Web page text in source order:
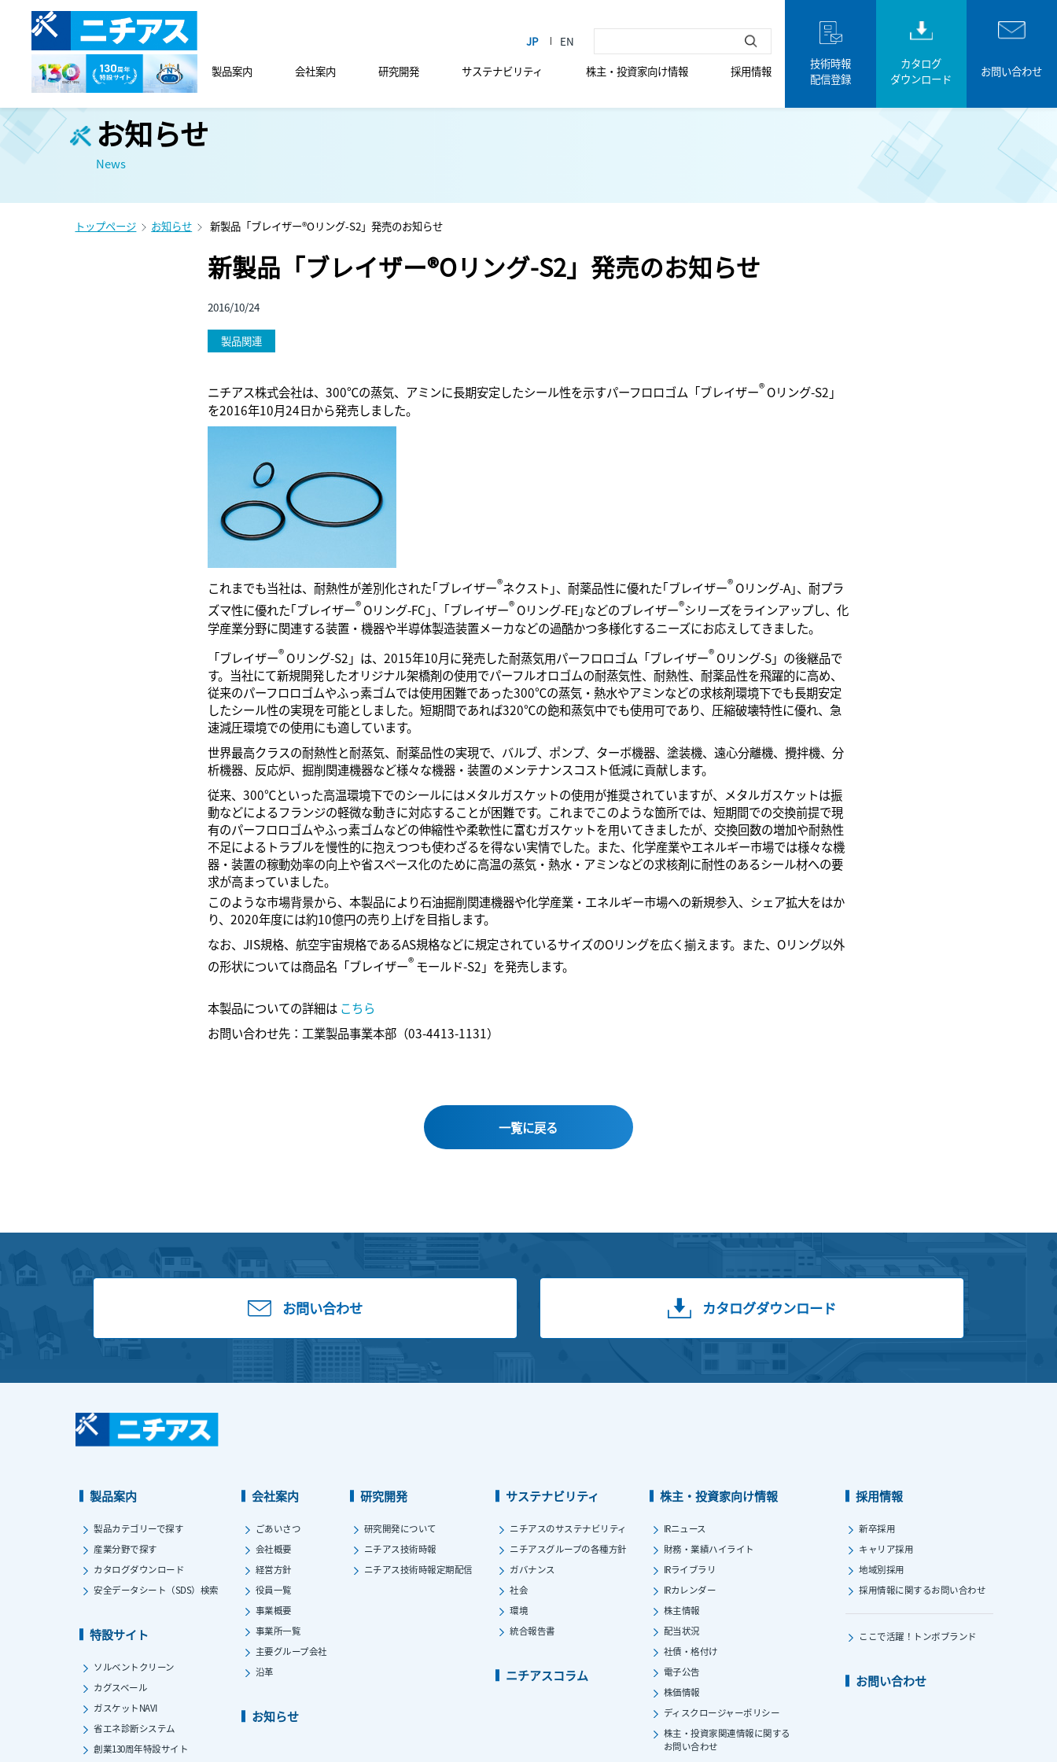
製品案内 会社案内 研究開発 サステナビリティ 株主・投資家向け情報 採用情報
技術時報
配信登録
カタログ
ダウンロード
お問い合わせ
お知らせ
News
トップページ お知らせ 新製品「ブレイザー®Oリング-S2」発売のお知らせ
新製品「ブレイザー®Oリング-S2」発売のお知らせ
2016/10/24
製品関連
ニチアス株式会社は、300℃の蒸気、アミンに長期安定したシール性を示すパーフロロゴム「ブレイザー®Oリング-S2」
を2016年10月24日から発売しました。
これまでも当社は、耐熱性が差別化された｢ブレイザー®ネクスト｣、耐薬品性に優れた｢ブレイザー®Oリング-A｣、耐プラ
ズマ性に優れた｢ブレイザー®Oリング-FC｣、｢ブレイザー®Oリング-FE｣などのブレイザー®シリーズをラインアップし、化
学産業分野に関連する装置・機器や半導体製造装置メーカなどの過酷かつ多様化するニーズにお応えしてきました。
「ブレイザー®Oリング-S2」は、2015年10月に発売した耐蒸気用パーフロロゴム「ブレイザー®Oリング-S」の後継品で
す。当社にて新規開発したオリジナル架橋剤の使用でパーフルオロゴムの耐蒸気性、耐熱性、耐薬品性を飛躍的に高め、
従来のパーフロロゴムやふっ素ゴムでは使用困難であった300℃の蒸気・熱水やアミンなどの求核剤環境下でも長期安定
したシール性の実現を可能としました。短期間であれば320℃の飽和蒸気中でも使用可であり、圧縮破壊特性に優れ、急
速減圧環境での使用にも適しています。
世界最高クラスの耐熱性と耐蒸気、耐薬品性の実現で、バルブ、ポンプ、ターボ機器、塗装機、遠心分離機、攪拌機、分
析機器、反応炉、掘削関連機器など様々な機器・装置のメンテナンスコスト低減に貢献します。
従来、300℃といった高温環境下でのシールにはメタルガスケットの使用が推奨されていますが、メタルガスケットは振
動などによるフランジの軽微な動きに対応することが困難です。これまでこのような箇所では、短期間での交換前提で現
有のパーフロロゴムやふっ素ゴムなどの伸縮性や柔軟性に富むガスケットを用いてきましたが、交換回数の増加や耐熱性
不足によるトラブルを慢性的に抱えつつも使わざるを得ない実情でした。また、化学産業やエネルギー市場では様々な機
器・装置の稼動効率の向上や省スペース化のために高温の蒸気・熱水・アミンなどの求核剤に耐性のあるシール材への要
求が高まっていました。
このような市場背景から、本製品により石油掘削関連機器や化学産業・エネルギー市場への新規参入、シェア拡大をはか
り、2020年度には約10億円の売り上げを目指します。
なお、JIS規格、航空宇宙規格であるAS規格などに規定されているサイズのOリングを広く揃えます。また、Oリング以外
の形状については商品名「ブレイザー®モールド-S2」を発売します。
本製品についての詳細は こちら
お問い合わせ先：工業製品事業本部（03-4413-1131）
一覧に戻る
お問い合わせ カタログダウンロード
製品案内
製品カテゴリーで探す
産業分野で探す
カタログダウンロード
安全データシート（SDS）検索
特設サイト
ソルベントクリーン
カグスベール
ガスケットNAVI
省エネ診断システム
創業130周年特設サイト
会社案内
ごあいさつ
会社概要
経営方針
役員一覧
事業概要
事業所一覧
主要グループ会社
沿革
お知らせ
研究開発
研究開発について
ニチアス技術時報
ニチアス技術時報定期配信
サステナビリティ
ニチアスのサステナビリティ
ニチアスグループの各種方針
ガバナンス
社会
環境
統合報告書
ニチアスコラム
株主・投資家向け情報
IRニュース
財務・業績ハイライト
IRライブラリ
IRカレンダー
株主情報
配当状況
社債・格付け
電子公告
株価情報
ディスクロージャーポリシー
株主・投資家関連情報に関する
お問い合わせ
採用情報
新卒採用
キャリア採用
地域別採用
採用情報に関するお問い合わせ
ここで活躍！ トンボブランド
お問い合わせ